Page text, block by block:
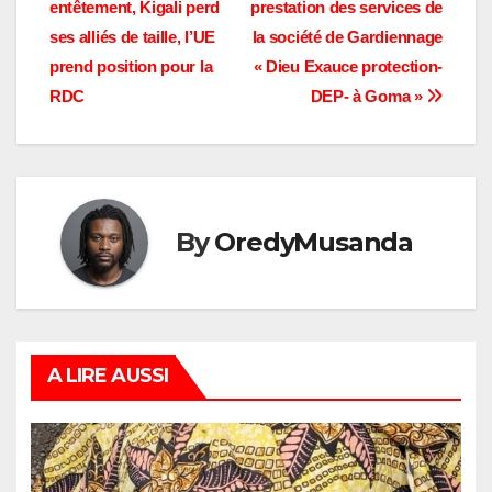
l’article
prestation des services de
la société de Gardiennage
« Dieu Exauce protection-
DEP- à Goma »
entêtement, Kigali perd
ses alliés de taille, l’UE
prend position pour la
RDC
ByOredyMusanda
A LIRE AUSSI